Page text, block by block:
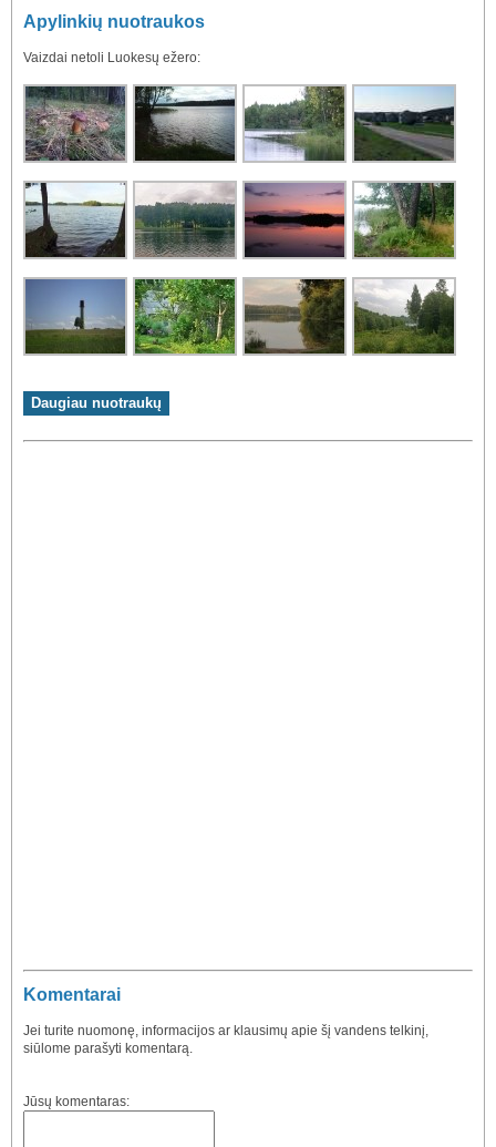
Apylinkių nuotraukos
Vaizdai netoli Luokesų ežero:
Komentarai
Jei turite nuomonę, informacijos ar klausimų apie šį vandens telkinį,
siūlome parašyti komentarą.
Jūsų komentaras: